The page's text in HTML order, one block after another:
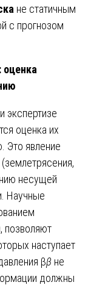
не статичным
с прогнозом
оценка
экспертизе
оценка их
Это явление
несущей
Научные
позволяют
наступает
ββ не
должны